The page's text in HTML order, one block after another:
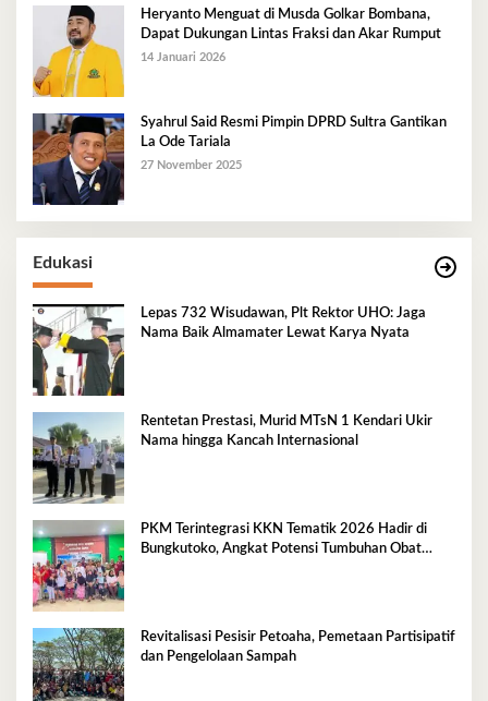
Heryanto Menguat di Musda Golkar Bombana,
Dapat Dukungan Lintas Fraksi dan Akar Rumput
14 Januari 2026
Syahrul Said Resmi Pimpin DPRD Sultra Gantikan
La Ode Tariala
27 November 2025
Edukasi
Lepas 732 Wisudawan, Plt Rektor UHO: Jaga
Nama Baik Almamater Lewat Karya Nyata
Rentetan Prestasi, Murid MTsN 1 Kendari Ukir
Nama hingga Kancah Internasional
PKM Terintegrasi KKN Tematik 2026 Hadir di
Bungkutoko, Angkat Potensi Tumbuhan Obat
Revitalisasi Pesisir Petoaha, Pemetaan Partisipatif
dan Pengelolaan Sampah